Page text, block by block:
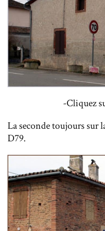
-Cliquez
La seconde toujours sur
D79.